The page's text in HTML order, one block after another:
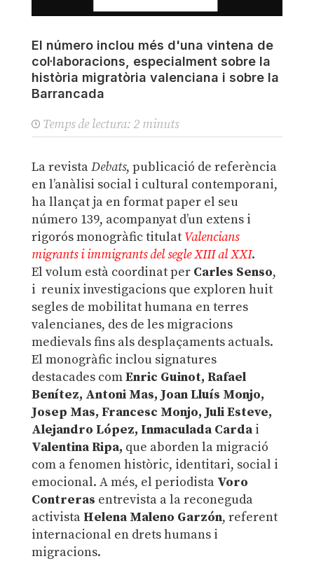
El número inclou més d'una vintena de
col·laboracions, especialment sobre la
història migratòria valenciana i sobre la
Barrancada
Temps de lectura: 2 minuts
La revistaDebats, publicació de referència
en l’anàlisi social i cultural contemporani,
ha llançat ja en format paper el seu
número 139, acompanyat d’un extens i
rigorós monogràfic titulat Valencians
migrants i immigrants del segle XIII al XXI.
El volum està coordinat per Carles Senso,
i reunix investigacions que exploren huit
segles de mobilitat humana en terres
valencianes, des de les migracions
medievals fins als desplaçaments actuals.
El monogràfic inclou signatures
destacades comEnric Guinot, Rafael
Benítez, Antoni Mas, Joan Lluís Monjo,
Josep Mas, Francesc Monjo, Juli Esteve,
Alejandro López, Inmaculada Cardai
Valentina Ripa, que aborden la migració
com a fenomen històric, identitari, social i
emocional. A més, el periodista Voro
Contreras entrevista a la reconeguda
activista Helena Maleno Garzón, referent
internacional en drets humans i
migracions.